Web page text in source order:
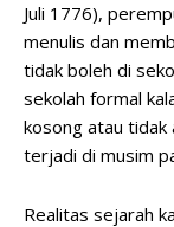
Juli 1776),
menulis dan
tidak boleh di
sekolah formal
kosong atau tidak
terjadi di musim
Realitas sejarah